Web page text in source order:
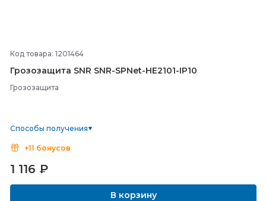
Код товара: 1201464
Грозозащита SNR SNR-SPNet-HE2101-IP10
Грозозащита
Способы получения
+11 бонусов
1 116 ₽
В корзину